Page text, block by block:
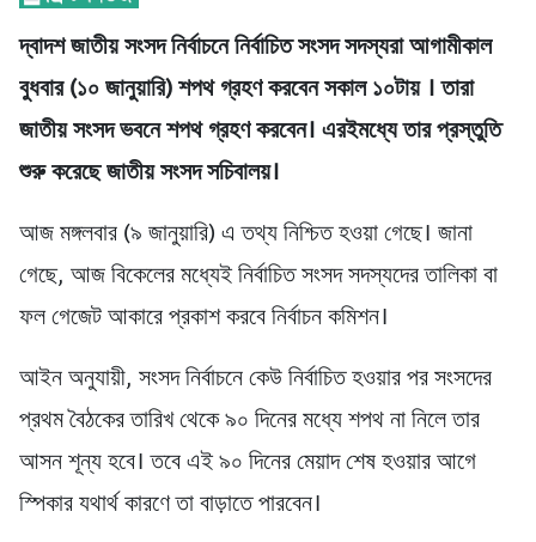
দ্বাদশ জাতীয় সংসদ নির্বাচনে নির্বাচিত সংসদ সদস্যরা আগামীকাল
বুধবার (১০ জানুয়ারি)শপথ গ্রহণ করবেনসকাল ১০টায়।তারা
জাতীয়সংসদ ভবনে শপথ গ্রহণ করবেন। এরইমধ্যে তার প্রস্তুতি
শুরু করেছে জাতীয় সংসদ সচিবালয়।
আজ মঙ্গলবার (৯ জানুয়ারি) এ তথ্য নিশ্চিত হওয়া গেছে। জানা
গেছে, আজ বিকেলের মধ্যেই নির্বাচিত সংসদ সদস্যদের তালিকা বা
ফল গেজেট আকারে প্রকাশ করবে নির্বাচন কমিশন।
আইন অনুযায়ী, সংসদ নির্বাচনে কেউ নির্বাচিত হওয়ার পর সংসদের
প্রথম বৈঠকের তারিখ থেকে ৯০ দিনের মধ্যে শপথ না নিলে তার
আসন শূন্য হবে। তবে এই ৯০ দিনের মেয়াদ শেষ হওয়ার আগে
স্পিকার যথার্থ কারণে তা বাড়াতে পারবেন।